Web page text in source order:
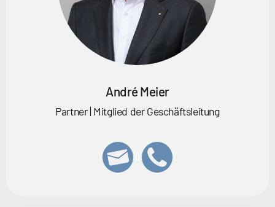
André Meier
Partner | Mitglied der Geschäftsleitung